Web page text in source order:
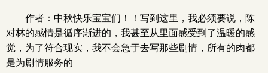
作者：中秋快乐宝宝们！！写到这里，我必须要说，陈
对林的感情是循序渐进的，我甚至从里面感受到了温暖的感
觉，为了符合现实，我不会急于去写那些剧情，所有的肉都
是为剧情服务的